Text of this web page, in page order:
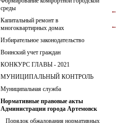
среды
Капитальный ремонт в
многоквартирных домах
Избирательное законодательство
Воинский учет граждан
КОНКУРС ГЛАВЫ - 2021
МУНИЦИПАЛЬНЫЙ КОНТРОЛЬ
Муниципальная служба
Нормативные правовые акты
Администрации города Артемовск
Порядок обжалования нормативных
←
←